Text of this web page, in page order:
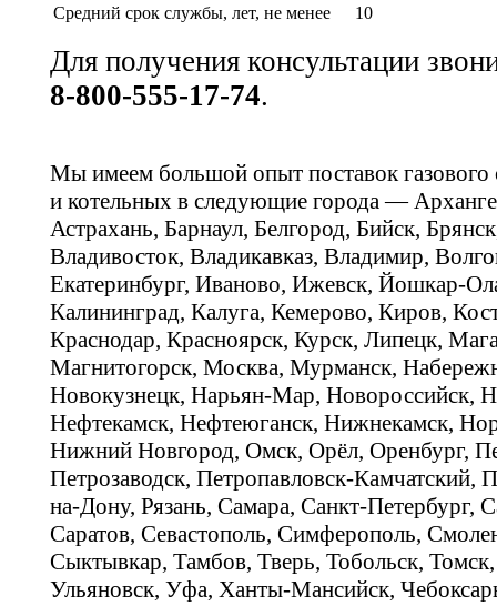
Средний срок службы, лет, не менее
10
Для получения консультации
8-800-555-17-74.
Мы имеем большой опыт поставок газового
и котельных в следующие города —
Астрахань, Барнаул, Белгород, Бийск,
Владивосток, Владикавказ, Владимир,
Екатеринбург, Иваново, Ижевск, Йошкар-
Калининград, Калуга, Кемерово, Киров,
Краснодар, Красноярск, Курск, Липецк,
Магнитогорск, Москва, Мурманск,
Новокузнецк, Нарьян-Мар, Новороссийск,
Нефтекамск, Нефтеюганск, Нижнекамск,
Нижний Новгород, Омск, Орёл, Оренбург,
Петрозаводск, Петропавловск-Камчатский,
на-Дону, Рязань, Самара, Санкт-Петербург,
Саратов, Севастополь, Симферополь,
Сыктывкар, Тамбов, Тверь, Тобольск,
Ульяновск, Уфа, Ханты-Мансийск,